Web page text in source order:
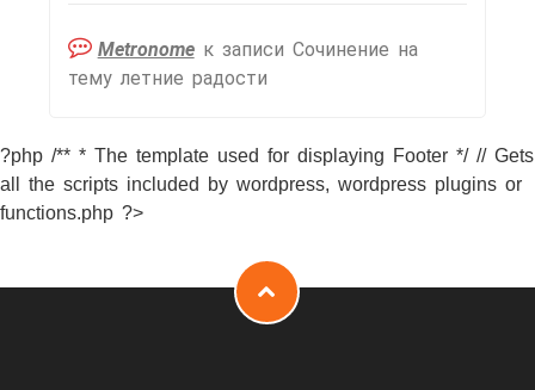
Metronomeк записи Сочинение на
тему летние радости
?php /** * The template used for displaying Footer */ // Gets
all the scripts included by wordpress, wordpress plugins or
functions.php ?>